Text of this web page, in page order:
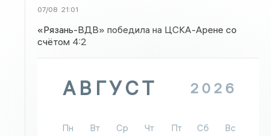
07/08 21:01
«Рязань-ВДВ» победила на ЦСКА-Арене со
счётом 4:2
АВГУСТ 2026
Пн Вт Ср Чт Пт Сб
Вс